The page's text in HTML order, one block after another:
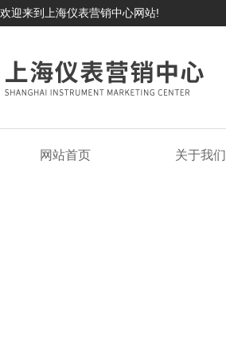
欢迎来到上海仪表营销中心网站!
网站首页 关于我们